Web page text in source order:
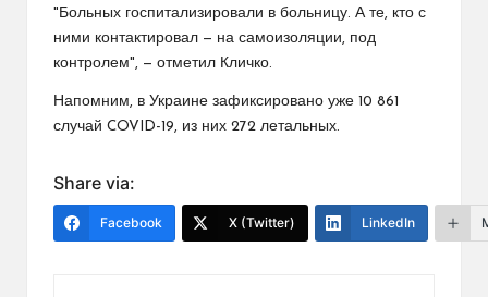
"Больных госпитализировали в больницу. А те, кто с
ними контактировал — на самоизоляции, под
контролем", — отметил Кличко.
Напомним, в Украине зафиксировано уже 10 861
случай COVID-19, из них 272 летальных.
Share via:
Facebook X (Twitter) LinkedIn